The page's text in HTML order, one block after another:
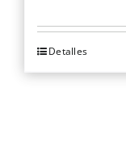
Este
producto
Detalles